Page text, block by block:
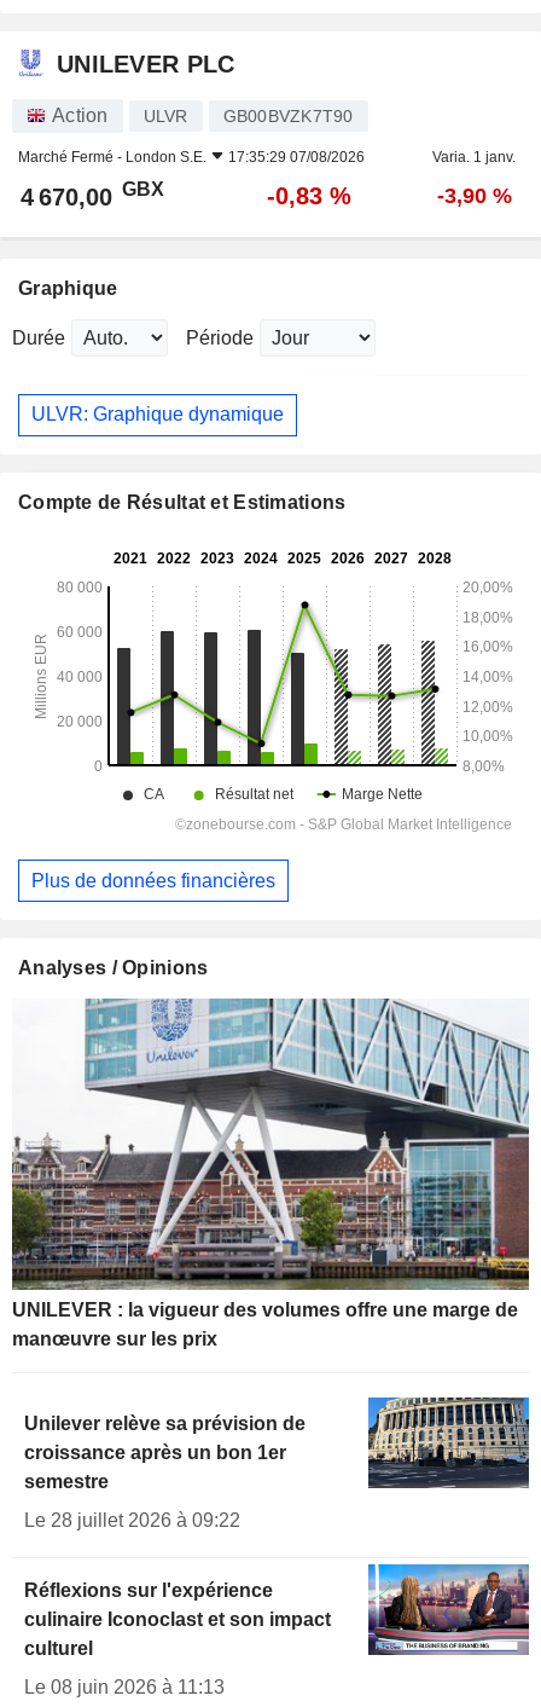
UNILEVER PLC
Action ULVR GB00BVZK7T90
Marché Fermé - London S.E. 17:35:29 07/08/2026 Varia. 1 janv.
4 670,00 GBX -0,83 % -3,90 %
Graphique
Durée Période
ULVR: Graphique dynamique
Compte de Résultat et Estimations
Plus de données financières
Analyses / Opinions
UNILEVER : la vigueur des volumes offre une marge de
manœuvre sur les prix
Unilever relève sa prévision de
croissance après un bon 1er
semestre
Le 28 juillet 2026 à 09:22
Réflexions sur l'expérience
culinaire Iconoclast et son impact
culturel
Le 08 juin 2026 à 11:13